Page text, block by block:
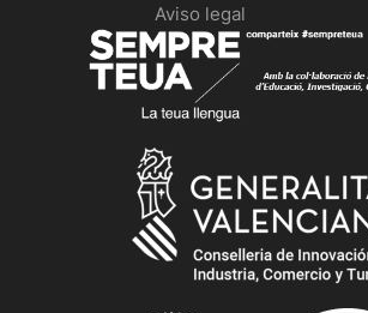
Aviso legal